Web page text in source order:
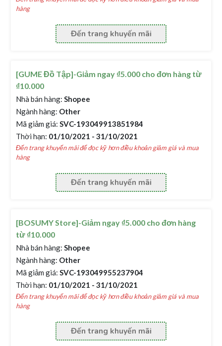
hàng
Đến trang khuyến mãi
[GUME Đồ Tập]-Giảm ngay ₫5.000 cho đơn hàng từ
₫10.000
Nhà bán hàng: Shopee
Ngành hàng: Other
Mã giảm giá: SVC-193049913851984
Thời hạn: 01/10/2021 - 31/10/2021
Đến trang khuyến mãi để đọc kỹ hơn điều khoản giảm giá và mua
hàng
Đến trang khuyến mãi
[BOSUMY Store]-Giảm ngay ₫5.000 cho đơn hàng
từ ₫10.000
Nhà bán hàng: Shopee
Ngành hàng: Other
Mã giảm giá: SVC-193049955237904
Thời hạn: 01/10/2021 - 31/10/2021
Đến trang khuyến mãi để đọc kỹ hơn điều khoản giảm giá và mua
hàng
Đến trang khuyến mãi